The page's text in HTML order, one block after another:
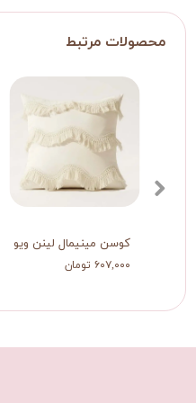
کوسن مینیمال لینن ویو
۶۰۷,۰۰۰ تومان